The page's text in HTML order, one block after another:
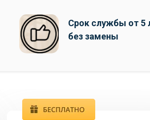
Срок службы от 5
без замены